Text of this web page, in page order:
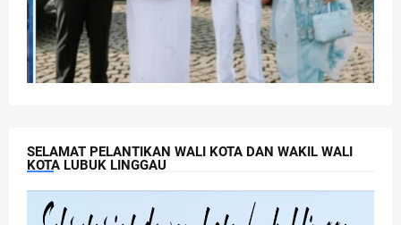
SELAMAT PELANTIKAN WALI KOTA DAN WAKIL WALI
KOTA LUBUK LINGGAU